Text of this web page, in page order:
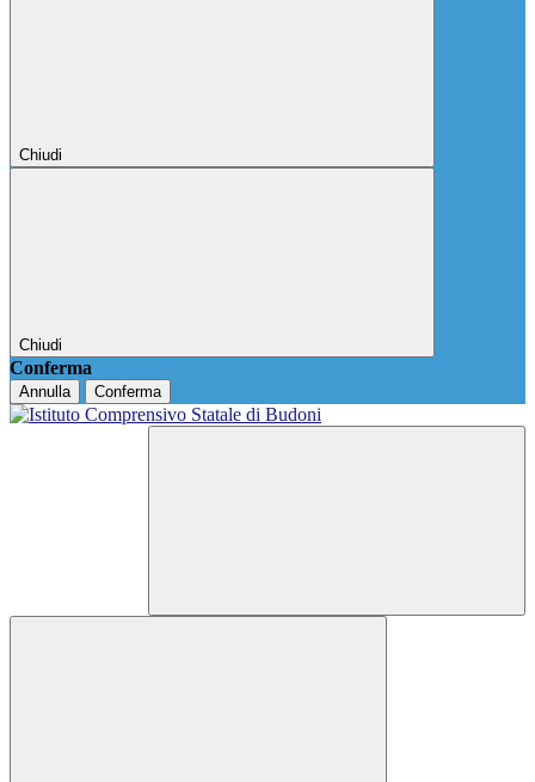
Chiudi
Chiudi
Conferma
Annulla Conferma